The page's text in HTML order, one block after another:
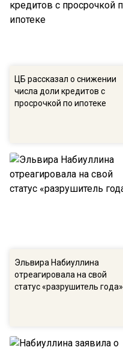
ЦБ рассказал о снижении
числа доли кредитов с
просрочкой по ипотеке
Эльвира Набиуллина
отреагировала на свой
статус «разрушитель года»